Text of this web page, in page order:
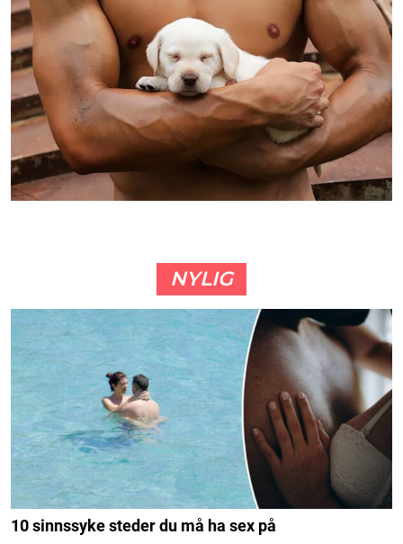
NYLIG
10 sinnssyke steder du må ha sex på